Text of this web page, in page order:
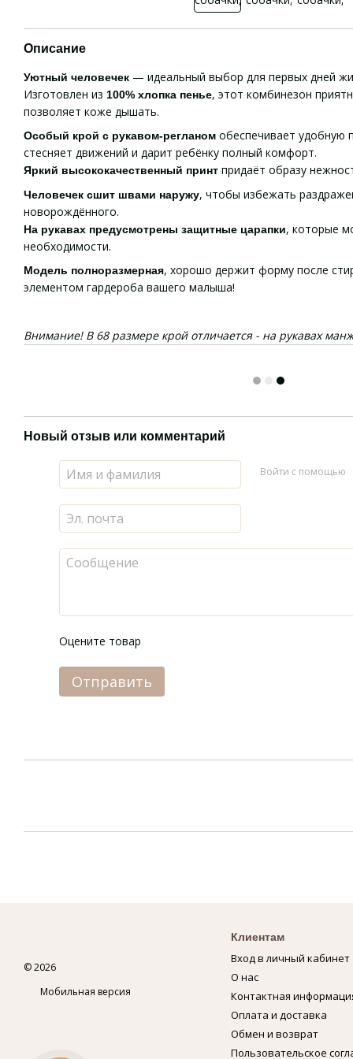
Описание
Уютный человечек — идеальный выбор для первых дней
Изготовлен из 100% хлопка пенье, этот комбинезон
позволяет коже дышать.
Особый крой с рукавом-регланом обеспечивает удобную
стесняет движений и дарит ребёнку полный комфорт.
Яркий высококачественный принт придаёт образу
Человечек сшит швами наружу, чтобы избежать
новорождённого.
На рукавах предусмотрены защитные царапки, которые
необходимости.
Модель полноразмерная, хорошо держит форму после
элементом гардероба вашего малыша!
Внимание! В 68 размере крой отличается - на рукавах
Новый отзыв или комментарий
Войти с помощью
Оцените товар
Отправить
© 2026
Мобильная версия
Клиентам
Вход в личный кабинет
О нас
Контактная
Оплата и доставка
Обмен и возврат
Пользовательское